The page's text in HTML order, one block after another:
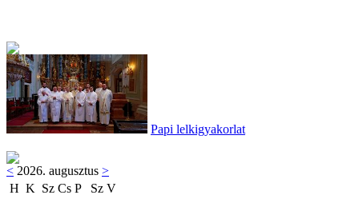
Papi lelkigyakorlat
< 2026. augusztus >
H K Sz Cs P Sz V